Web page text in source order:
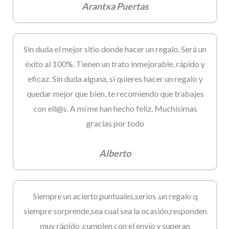
Arantxa Puertas
Sin duda el mejor sitio donde hacer un regalo. Será un
éxito al 100%. Tienen un trato inmejorable, rápido y
eficaz. Sin duda alguna, si quieres hacer un regalo y
quedar mejor que bien, te recomiendo que trabajes
con ell@s. A mí me han hecho feliz. Muchísimas
gracias por todo
Alberto
Siempre un acierto,puntuales,serios ,un regalo q
siempre sorprende,sea cual sea la ocasión,responden
muy rápido ,cumplen con el envío y superan